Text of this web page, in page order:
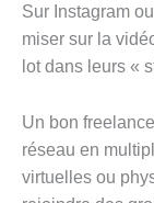
Sur Instagram
miser sur la
lot dans leurs «
Un bon
réseau en
virtuelles ou